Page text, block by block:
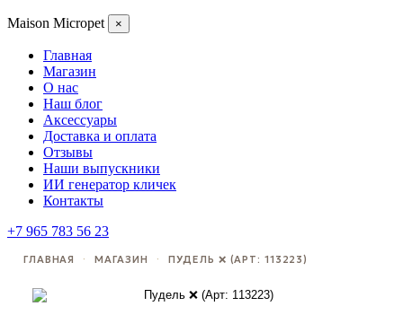
Maison Micropet ×
Главная
Магазин
О нас
Наш блог
Аксессуары
Доставка и оплата
Отзывы
Наши выпускники
ИИ генератор кличек
Контакты
+7 965 783 56 23
ГЛАВНАЯ · МАГАЗИН · ПУДЕЛЬ ❌ (АРТ: 113223)